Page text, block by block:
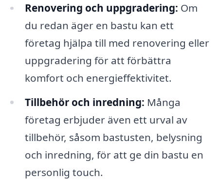
Renovering och uppgradering: Om
du redan äger en bastu kan ett
företag hjälpa till med renovering eller
uppgradering för att förbättra
komfort och energieffektivitet.
Tillbehör och inredning: Många
företag erbjuder även ett urval av
tillbehör, såsom bastusten, belysning
och inredning, för att ge din bastu en
personlig touch.